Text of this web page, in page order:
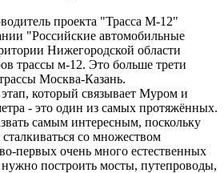
проекта "Трасса М-12"
"Российские автомобильные
Нижегородской области
трассы м-12. Это больше трети
Москва-Казань.
который связывает Муром и
- это один из самых протяжённых.
самым интересным, поскольку
со множеством
первых очень много естественных
нужно построить мосты, путепроводы,